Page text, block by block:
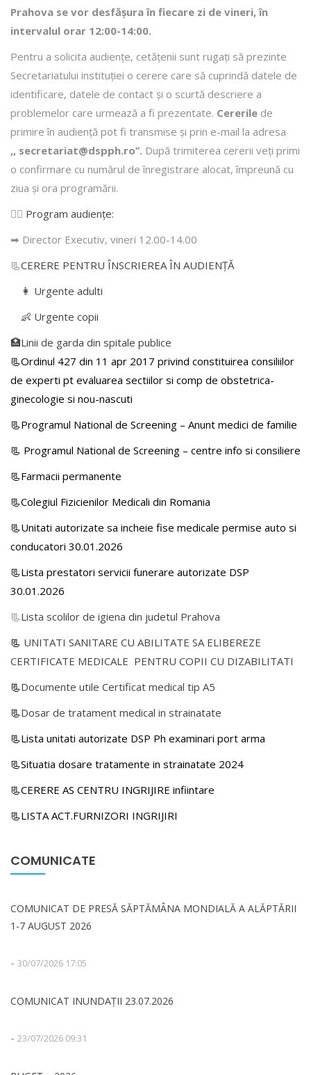
Prahova se vor desfăşura în fiecare zi de vineri, în
intervalul orar 12:00-14:00.
Pentru a solicita audienţe, cetăţenii sunt rugaţi să prezinte
Secretariatului instituției o cerere care să cuprindă datele de
identificare, datele de contact şi o scurtă descriere a
problemelor care urmează a fi prezentate. Cererile de
primire în audienţă pot fi transmise şi prin e-mail la adresa
,, secretariat@dspph.ro’’. După trimiterea cererii veţi primi
o confirmare cu numărul de înregistrare alocat, împreună cu
ziua şi ora programării.
👩‍⚕️ Program audiențe:
➡ Director Executiv, vineri 12.00-14.00
📃CERERE PENTRU ÎNSCRIEREA ÎN AUDIENŢĂ
👩 Urgente adulti
👶 Urgente copii
🏥Linii de garda din spitale publice
📃Ordinul 427 din 11 apr 2017 privind constituirea consiliilor
de experti pt evaluarea sectiilor si comp de obstetrica-
ginecologie si nou-nascuti
📃Programul National de Screening – Anunt medici de familie
📃 Programul National de Screening – centre info si consiliere
📃Farmacii permanente
📃Colegiul Fizicienilor Medicali din Romania
📃Unitati autorizate sa incheie fise medicale permise auto si
conducatori 30.01.2026
📃Lista prestatori servicii funerare autorizate DSP
30.01.2026
📃Lista scolilor de igiena din judetul Prahova
📃 UNITATI SANITARE CU ABILITATE SA ELIBEREZE
CERTIFICATE MEDICALE PENTRU COPII CU DIZABILITATI
📃Documente utile Certificat medical tip A5
📃Dosar de tratament medical in strainatate
📃Lista unitati autorizate DSP Ph examinari port arma
📃Situatia dosare tratamente in strainatate 2024
📃CERERE AS CENTRU INGRIJIRE infiintare
📃LISTA ACT.FURNIZORI INGRIJIRI
COMUNICATE
COMUNICAT DE PRESĂ SĂPTĂMÂNA MONDIALĂ A ALĂPTĂRII
1-7 AUGUST 2026
- 30/07/2026 17:05
COMUNICAT INUNDAȚII 23.07.2026
- 23/07/2026 09:31